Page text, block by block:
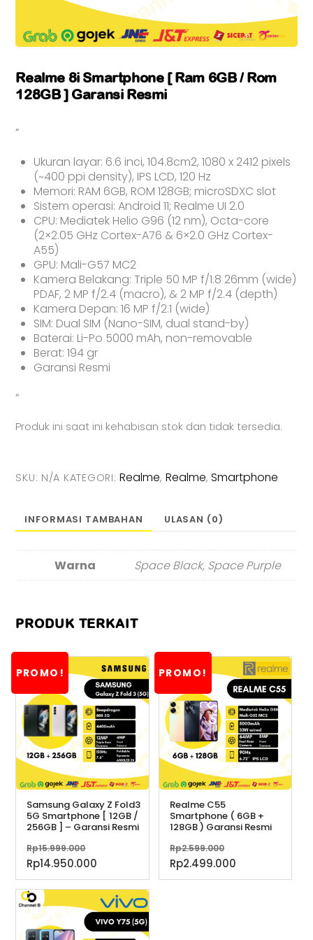
Realme 8i Smartphone [ Ram 6GB / Rom
128GB ] Garansi Resmi
”
Ukuran layar: 6.6 inci, 104.8cm2, 1080 x 2412 pixels
(~400 ppi density), IPS LCD, 120 Hz
Memori: RAM 6GB, ROM 128GB; microSDXC slot
Sistem operasi: Android 11; Realme UI 2.0
CPU: Mediatek Helio G96 (12 nm), Octa-core
(2×2.05 GHz Cortex-A76 & 6×2.0 GHz Cortex-
A55)
GPU: Mali-G57 MC2
Kamera Belakang: Triple 50 MP f/1.8 26mm (wide)
PDAF, 2 MP f/2.4 (macro), & 2 MP f/2.4 (depth)
Kamera Depan: 16 MP f/2.1 (wide)
SIM: Dual SIM (Nano-SIM, dual stand-by)
Baterai: Li-Po 5000 mAh, non-removable
Berat: 194 gr
Garansi Resmi
“
Produk ini saat ini kehabisan stok dan tidak tersedia.
SKU: N/A KATEGORI:Realme, Realme,Smartphone
INFORMASI TAMBAHAN ULASAN (0)
Warna Space Black, Space Purple
PRODUK TERKAIT
PROMO!
Samsung Galaxy Z Fold3
5G Smartphone [ 12GB /
256GB ] – Garansi Resmi
Rp15.999.000
aslinya
adalah:
Rp15.999.000.
Rp14.950.000
saat
ini
adalah:
Rp14.950.000.
PROMO!
Realme C55
Smartphone ( 6GB +
128GB ) Garansi Resmi
Rp2.599.000
aslinya
adalah:
Rp2.499.000Harga
saat